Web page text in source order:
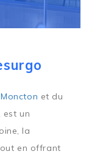
et du
, est un
la
en offrant